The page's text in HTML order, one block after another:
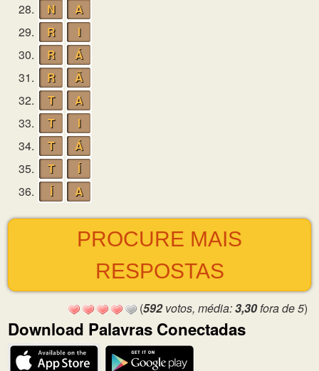
28.
N
A
29.
R
I
30.
R
Á
31.
R
Ã
32.
T
A
33.
T
I
34.
T
Á
35.
T
Í
36.
Í A
PROCURE MAIS
RESPOSTAS
(592votos, média:3,30fora de 5)
Download Palavras Conectadas